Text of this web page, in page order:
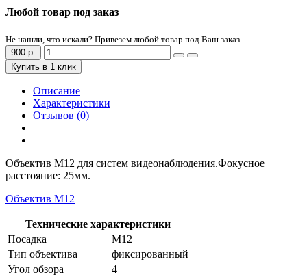
Любой товар под заказ
Не нашли, что искали? Привезем любой товар под Ваш заказ.
900 р.
Купить в 1 клик
Описание
Характеристики
Отзывов (0)
Объектив М12 для систем видеонаблюдения.Фокусное
расстояние: 25мм.
Объектив М12
Технические характеристики
Посадка
М12
Тип объектива
фиксированный
Угол обзора
4